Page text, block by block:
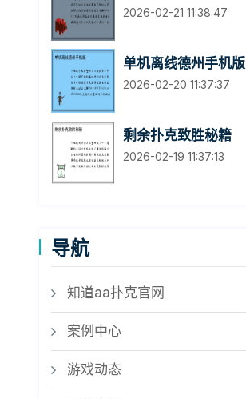
2026-02-21 11:38:47
单机离线德州手机版
2026-02-20 11:37:37
剩余扑克致胜秘籍
2026-02-19 11:37:13
导航
知道aa扑克官网
案例中心
游戏动态